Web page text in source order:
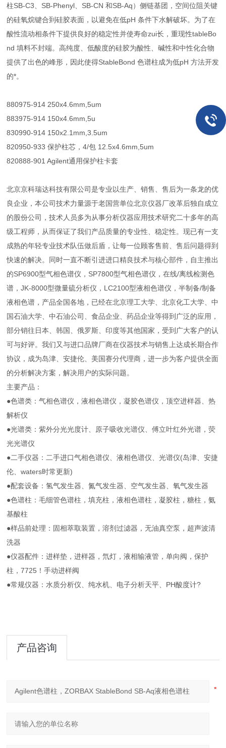
柱SB-C3、SB-Phenyl、SB-CN 和SB-Aq）侧链基团，空间位阻关键
的硅氧烷键合到硅胶表面，以避免在低pH 条件下水解破坏。为了在
酸性流动相条件下提供良好的稳定性并使寿命zui长，重现性tableBo
nd 填料不封端。高纯度、低酸度的硅胶为酸性、碱性和中性化合物
提供了出色的峰形，因此使得StableBond 色谱柱成为低pH 方法开发
的*。
880975-914 250x4.6mm,5um
883975-914 150x4.6mm,5u
830990-914 150x2.1mm,3.5um
820950-933 保护柱芯，4/包 12.5x4.6mm,5um
820888-901 Agilent通用保护柱卡套
北京京科瑞达科技有限公司是专业以生产、销售、售后为一条龙的优
良企业，本公司技术力量源于老国营单位北京仪器厂改革后独自成立
的股份公司，技术人员多为从事分析仪器应用技术研究二十多年的高
级工程师，从而保证了我们产品质量的专业性、稳定性。现已有一支
成熟的年轻专业技术队伍做后盾，让每一位顾客售前、售后问题得到
快速的解决。同时一直不断引进进口精良技术与核心部件，自主推出
的SP6900型气相色谱仪，SP7800型气相色谱仪，在线/离线检测色
谱，JK-8000型微量硫分析仪，LC2100型液相色谱仪，半制备/制备
液相色谱，产品全国各地，已经在北京理工大学、北京化工大学、中
国石油大学、中石油公司、食品企业、药品企业等得到广泛的应用，
部分销往日本、韩国、俄罗斯、印度等其他国家，受到广大客户的认
可与好评。我们又与进口品牌厂商在仪器技术与销售上达成长期合作
协议，成为岛津、安捷伦、美国赛分代理商，进一步为客户提供全面
的分析解决方案，解决用户的实际问题。
主要产品：
●色谱类：气相色谱仪，液相色谱仪，凝胶色谱仪，顶空进样器、热
解析仪
●光谱类：紫外分光光度计、原子吸收光谱仪、傅立叶红外光谱，荧
光光谱仪
●二手仪器：二手进口气相色谱仪、液相色谱仪、光谱仪(岛津、安捷
伦、waters时常更新)
●配套设备：氢气发生器、氮气发生器、空气发生器、氧气发生器
●色谱柱：毛细管色谱柱，填充柱，液相色谱柱，凝胶柱，糖柱，氨
基酸柱
●样品前处理：固相萃取装置，溶剂过滤器，无油真空泵，超声波清
洗器
●仪器配件：进样垫，进样器，氘灯，液相输液管，单向阀，保护
柱，7725！手动进样阀
●常规仪器：水质分析仪、纯水机、电子分析天平、PH酸度计?
产品咨询